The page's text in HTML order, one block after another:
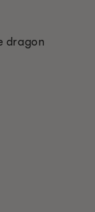
dragon